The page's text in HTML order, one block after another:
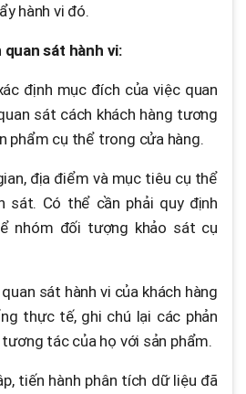
hành vi đó.
sát hành vi:
định mục đích của việc quan
sát cách khách hàng tương
phẩm cụ thể trong cửa hàng.
địa điểm và mục tiêu cụ thể
sát. Có thể cần phải quy định
nhóm đối tượng khảo sát cụ
sát hành vi của khách hàng
thực tế, ghi chú lại các phản
tương tác của họ với sản phẩm.
tiến hành phân tích dữ liệu đã